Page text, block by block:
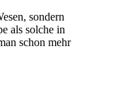
son­dern
als sol­che in
schon mehr